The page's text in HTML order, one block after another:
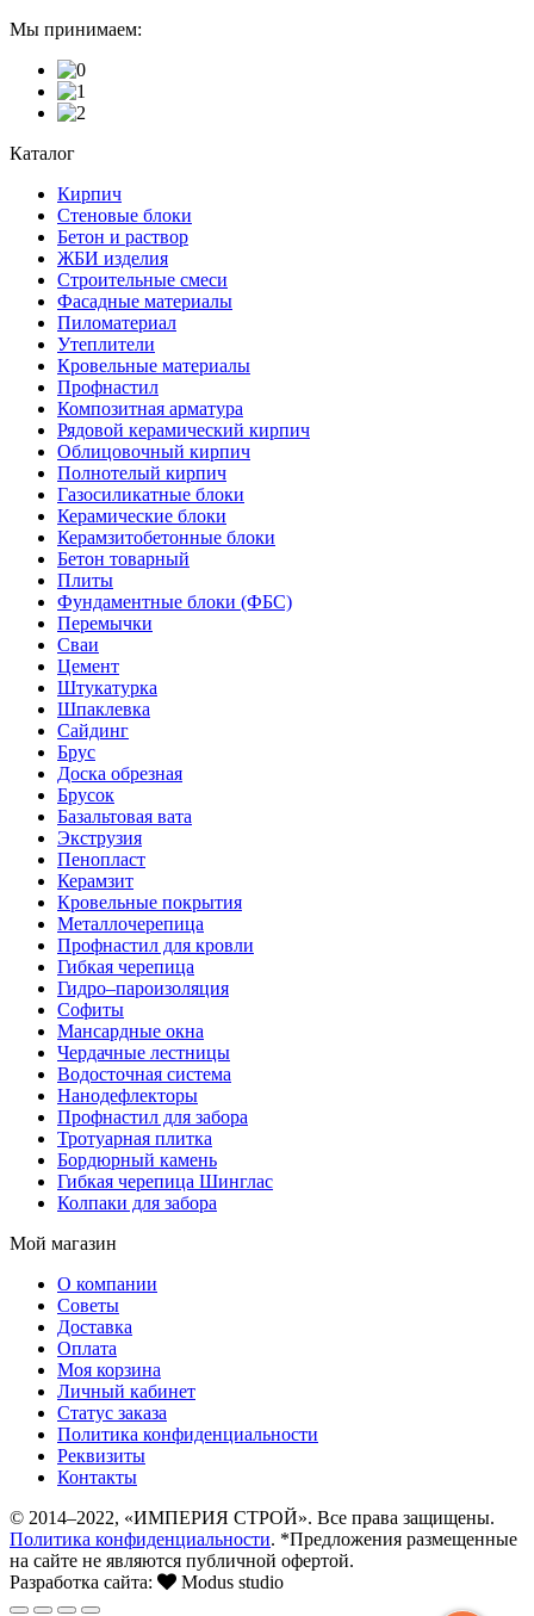
Мы принимаем:
Каталог
Кирпич
Стеновые блоки
Бетон и раствор
ЖБИ изделия
Строительные смеси
Фасадные материалы
Пиломатериал
Утеплители
Кровельные материалы
Профнастил
Композитная арматура
Рядовой керамический кирпич
Облицовочный кирпич
Полнотелый кирпич
Газосиликатные блоки
Керамические блоки
Керамзитобетонные блоки
Бетон товарный
Плиты
Фундаментные блоки (ФБС)
Перемычки
Сваи
Цемент
Штукатурка
Шпаклевка
Сайдинг
Брус
Доска обрезная
Брусок
Базальтовая вата
Экструзия
Пенопласт
Керамзит
Кровельные покрытия
Металлочерепица
Профнастил для кровли
Гибкая черепица
Гидро–пароизоляция
Софиты
Мансардные окна
Чердачные лестницы
Водосточная система
Нанодефлекторы
Профнастил для забора
Тротуарная плитка
Бордюрный камень
Гибкая черепица Шинглас
Колпаки для забора
Мой магазин
О компании
Советы
Доставка
Оплата
Моя корзина
Личный кабинет
Статус заказа
Политика конфиденциальности
Реквизиты
Контакты
© 2014–2022, «ИМПЕРИЯ СТРОЙ». Все права защищены.
Политика конфиденциальности. *Предложения размещенные
на сайте не являются публичной офертой.
Разработка сайта:
Modus studio